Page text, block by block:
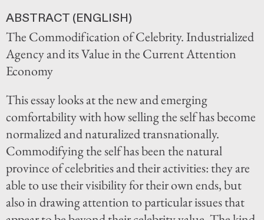
ABSTRACT (ENGLISH)
The Commodification of Celebrity. Industrialized
Agency and its Value in the Current Attention
Economy
This essay looks at the new and emerging
comfortability with how selling the self has become
normalized and naturalized transnationally.
Commodifying the self has been the natural
province of celebrities and their activities: they are
able to use their visibility for their own ends, but
also in drawing attention to particular issues that